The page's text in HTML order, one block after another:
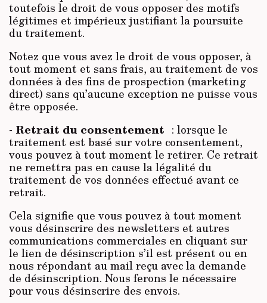
toutefois le droit de vous opposer des motifs
légitimes et impérieux justifiant la poursuite
du traitement.
Notez que vous avez le droit de vous opposer, à
tout moment et sans frais, au traitement de vos
données à des fins de prospection (marketing
direct) sans qu’aucune exception ne puisse vous
être opposée.
- Retrait du consentement : lorsque le
traitement est basé sur votre consentement,
vous pouvez à tout moment le retirer. Ce retrait
ne remettra pas en cause la légalité du
traitement de vos données effectué avant ce
retrait.
Cela signifie que vous pouvez à tout moment
vous désinscrire des newsletters et autres
communications commerciales en cliquant sur
le lien de désinscription s’il est présent ou en
nous répondant au mail reçu avec la demande
de désinscription. Nous ferons le nécessaire
pour vous désinscrire des envois.